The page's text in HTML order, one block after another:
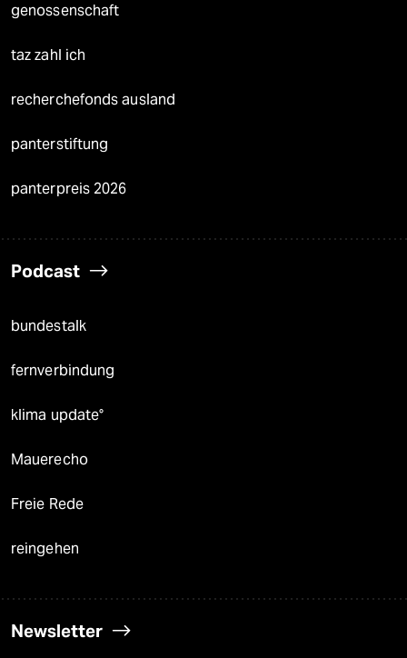
genossenschaft
taz zahl ich
recherchefonds ausland
panterstiftung
panterpreis 2026
Podcast
bundestalk
fernverbindung
klima update°
Mauerecho
Freie Rede
reingehen
Newsletter